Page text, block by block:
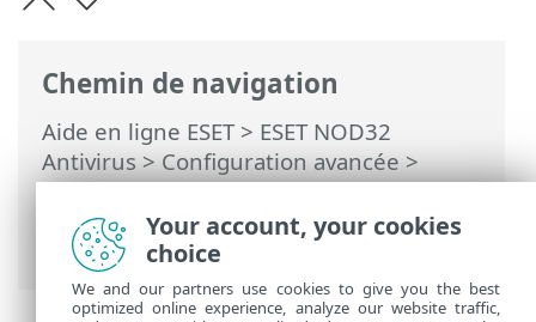
Chemin de navigation
Aide en ligne ESET> ESET NOD32
Antivirus>Configuration avancée>
Rétablissement des paramètres des
configurations avancées > Rétablir les
paramètres par défaut
Your account, your cookies
choice
We and our partners use cookies to give you the best
optimized online experience, analyze our website traffic,